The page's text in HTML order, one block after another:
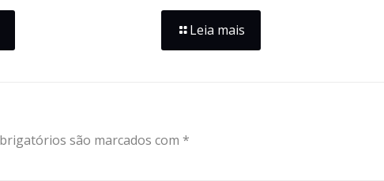
Leia mais
são marcados com *